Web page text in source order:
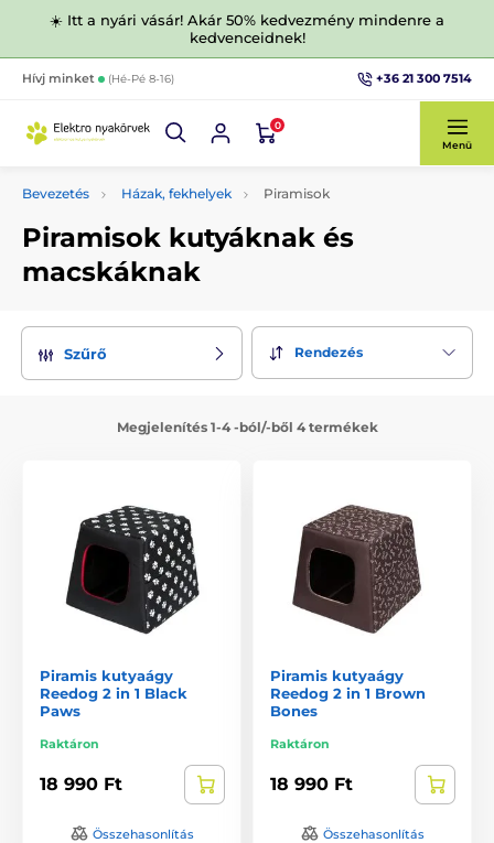
☀️ Itt a nyári vásár! Akár 50% kedvezmény mindenre a
kedvenceidnek!
Hívj minket (Hé-Pé 8-16) +36 21 300 7514
0
Menü
Bevezetés Házak, fekhelyek Piramisok
Piramisok kutyáknak és
macskáknak
Szűrő Rendezés
Megjelenítés 1-4 -ból/-ből 4 termékek
Piramis kutyaágy
Reedog 2 in 1 Black
Paws
Raktáron
18 990 Ft
Összehasonlítás
Piramis kutyaágy
Reedog 2 in 1 Brown
Bones
Raktáron
18 990 Ft
Összehasonlítás